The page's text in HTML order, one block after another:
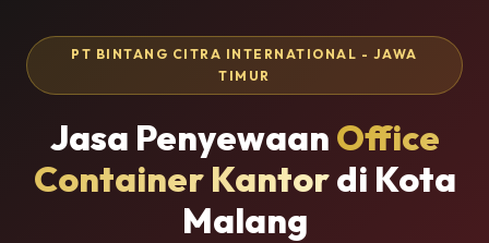
PT BINTANG CITRA INTERNATIONAL - JAWA
TIMUR
Jasa Penyewaan Office
Container Kantordi Kota
Malang